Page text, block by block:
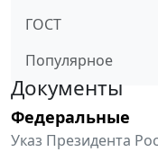
ГОСТ
Популярное
Документы
Федеральные
Указ Президента